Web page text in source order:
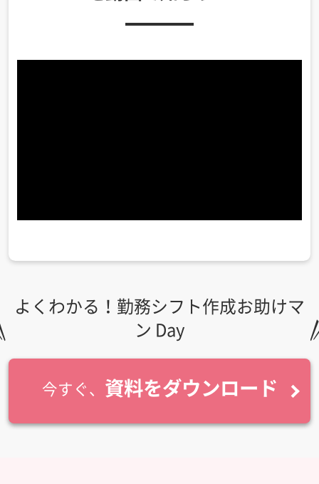
よくわかる！勤務シフト作成お助けマ
ン Day
今すぐ、 資料をダウンロード